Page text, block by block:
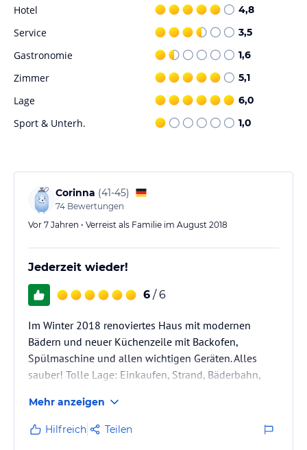
Hotel 4,8
Service 3,5
Gastronomie 1,6
Zimmer 5,1
Lage 6,0
Sport & Unterh. 1,0
Corinna (41-45)
74 Bewertungen
Vor 7 Jahren • Verreist als Familie im August 2018
Jederzeit wieder!
6 / 6
Im Winter 2018 renoviertes Haus mit modernen
Bädern und neuer Küchenzeile mit Backofen,
Spülmaschine und allen wichtigen Geräten. Alles
sauber! Tolle Lage: Einkaufen, Strand, Bäderbahn,
und gebührenpflichtige Parkplätze vorhanden. Wir
würden wiederkommen.
Mehr anzeigen
Hilfreich Teilen